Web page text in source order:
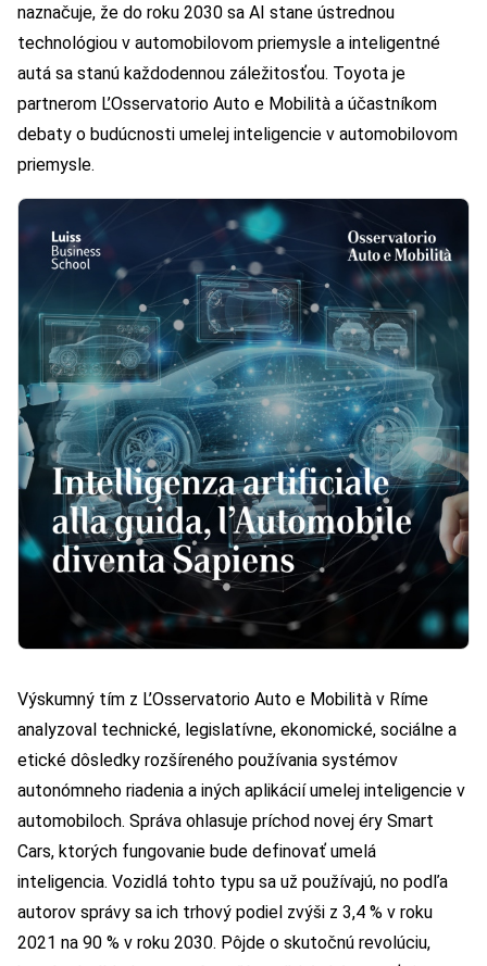
naznačuje, že do roku 2030 sa AI stane ústrednou
technológiou v automobilovom priemysle a inteligentné
autá sa stanú každodennou záležitosťou. Toyota je
partnerom L’Osservatorio Auto e Mobilità a účastníkom
debaty o budúcnosti umelej inteligencie v automobilovom
priemysle.
Výskumný tím z L’Osservatorio Auto e Mobilità v Ríme
analyzoval technické, legislatívne, ekonomické, sociálne a
etické dôsledky rozšíreného používania systémov
autonómneho riadenia a iných aplikácií umelej inteligencie v
automobiloch. Správa ohlasuje príchod novej éry Smart
Cars, ktorých fungovanie bude definovať umelá
inteligencia. Vozidlá tohto typu sa už používajú, no podľa
autorov správy sa ich trhový podiel zvýši z 3,4 % v roku
2021 na 90 % v roku 2030. Pôjde o skutočnú revolúciu,